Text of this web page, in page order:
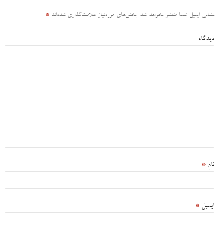
نشانی ایمیل شما منتشر نخواهد شد. بخش‌های موردنیاز علامت‌گذاری شده‌اند *
دیدگاه
نام *
ایمیل *